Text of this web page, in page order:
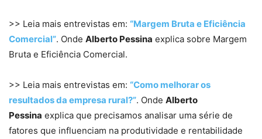
>> Leia mais entrevistas em: “Margem Bruta e Eficiência
Comercial”. Onde Alberto Pessina explica sobre Margem
Bruta e Eficiência Comercial.
>> Leia mais entrevistas em: “Como melhorar os
resultados da empresa rural?”. Onde Alberto
Pessina explica que precisamos analisar uma série de
fatores que influenciam na produtividade e rentabilidade